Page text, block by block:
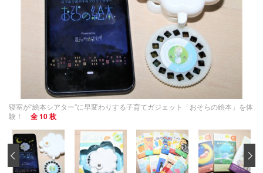
寝室が“絵本シアター”に早変わりする子育てガジェット「おそらの絵本」を体
験！
全 10 枚
‹